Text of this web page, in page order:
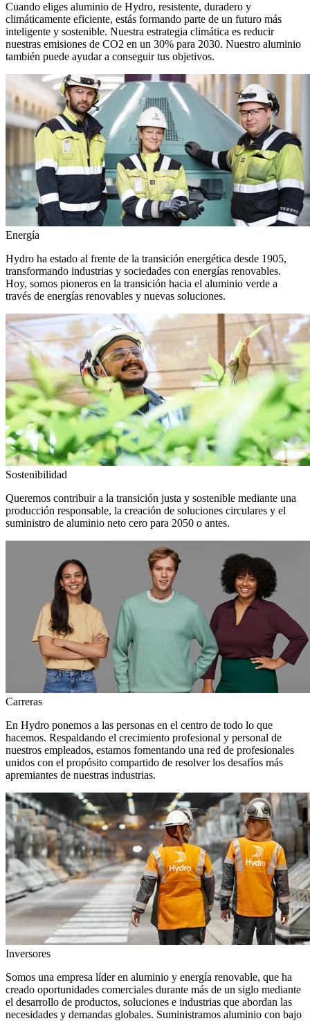
Cuando eliges aluminio de Hydro, resistente, duradero y
climáticamente eficiente, estás formando parte de un futuro más
inteligente y sostenible. Nuestra estrategia climática es reducir
nuestras emisiones de CO2 en un 30% para 2030. Nuestro aluminio
también puede ayudar a conseguir tus objetivos.
Energía
Hydro ha estado al frente de la transición energética desde 1905,
transformando industrias y sociedades con energías renovables.
Hoy, somos pioneros en la transición hacia el aluminio verde a
través de energías renovables y nuevas soluciones.
Sostenibilidad
Queremos contribuir a la transición justa y sostenible mediante una
producción responsable, la creación de soluciones circulares y el
suministro de aluminio neto cero para 2050 o antes.
Carreras
En Hydro ponemos a las personas en el centro de todo lo que
hacemos. Respaldando el crecimiento profesional y personal de
nuestros empleados, estamos fomentando una red de profesionales
unidos con el propósito compartido de resolver los desafíos más
apremiantes de nuestras industrias.
Inversores
Somos una empresa líder en aluminio y energía renovable, que ha
creado oportunidades comerciales durante más de un siglo mediante
el desarrollo de productos, soluciones e industrias que abordan las
necesidades y demandas globales. Suministramos aluminio con bajo